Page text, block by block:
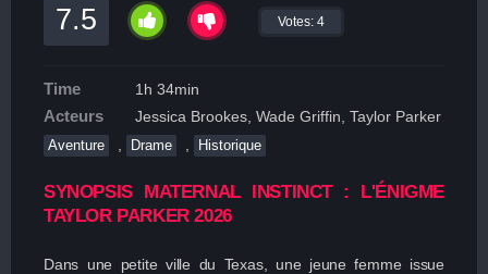
7.5 Votes: 4
Time 1h 34min
Acteurs Jessica Brookes, Wade Griffin, Taylor Parker
Aventure Drame Historique
SYNOPSIS MATERNAL INSTINCT : L'ÉNIGME
TAYLOR PARKER 2026
Dans une petite ville du Texas, une jeune femme issue